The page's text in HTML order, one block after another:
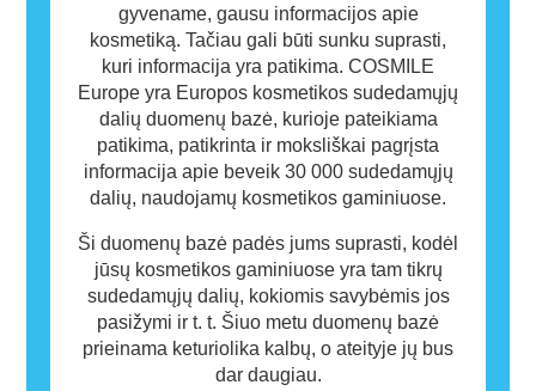
gyvename, gausu informacijos apie
kosmetiką. Tačiau gali būti sunku suprasti,
kuri informacija yra patikima. COSMILE
Europe yra Europos kosmetikos sudedamųjų
dalių duomenų bazė, kurioje pateikiama
patikima, patikrinta ir moksliškai pagrįsta
informacija apie beveik 30 000 sudedamųjų
dalių, naudojamų kosmetikos gaminiuose.
Ši duomenų bazė padės jums suprasti, kodėl
jūsų kosmetikos gaminiuose yra tam tikrų
sudedamųjų dalių, kokiomis savybėmis jos
pasižymi ir t. t. Šiuo metu duomenų bazė
prieinama keturiolika kalbų, o ateityje jų bus
dar daugiau.